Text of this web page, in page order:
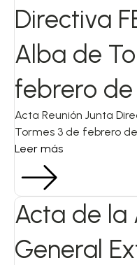
Directiva
Alba de
febrero de
Acta Reunión Junta
Tormes 3 de febrero de
Leer más
Acta de la
General